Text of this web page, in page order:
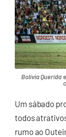
Bolívia Querida
Um sábado
todos
rumo ao